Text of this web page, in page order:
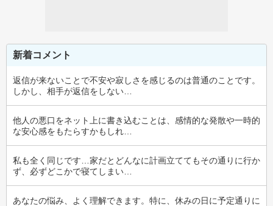
新着コメント
返信が来ないことで不安や寂しさを感じるのは普通のことです。
しかし、相手が返信をしない…
他人の悪口をネット上に書き込むことは、感情的な発散や一時的
な安心感をもたらすかもしれ…
私も全く同じです…家だとどんなに計画立ててもその通りに行か
ず、必ずどこかで寝てしまい…
あなたの悩み、よく理解できます。特に、休みの日に予定通りに